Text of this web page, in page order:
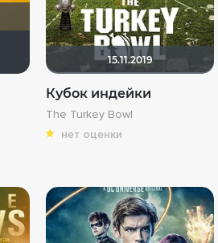
Dark Long
15.11.2019
Кубок индейки
The Turkey Bowl
нет оценки